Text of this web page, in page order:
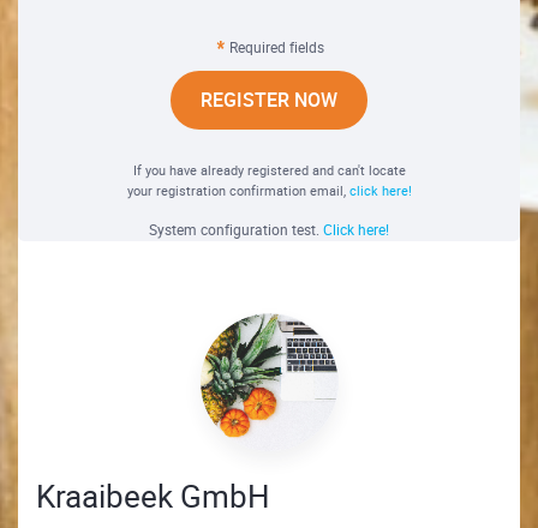
Required fields
REGISTER NOW
If you have already registered and can't locate
your registration confirmation email, click here!
System configuration test. Click here!
Kraaibeek GmbH